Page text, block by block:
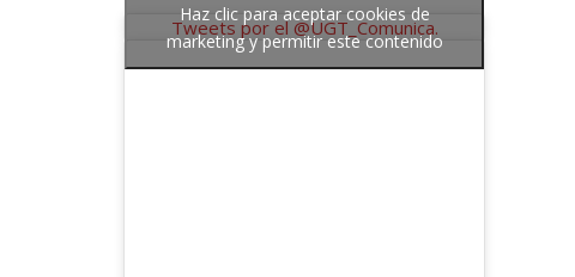
Tweets por el @UGT_Comunica.
Haz clic para aceptar cookies de
marketing y permitir este contenido